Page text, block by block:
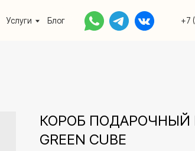
+7 (495) 005-03-
Блог
КОРОБ ПОДАРОЧНЫЙ
GREEN CUBE